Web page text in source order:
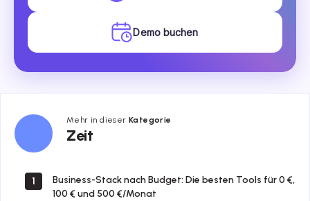
Demo buchen
Mehr in dieser Kategorie
Zeit
Zeit
1
Business-Stack nach Budget: Die besten Tools für 0 €,
100 € und 500 €/Monat